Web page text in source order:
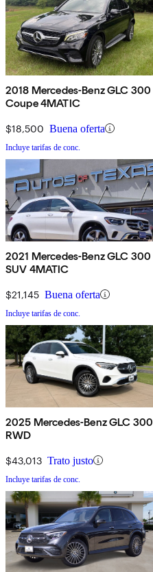
2018 Mercedes-Benz GLC 300
Coupe 4MATIC
$18,500 Buena oferta
Incluye tarifas de conc.
2021 Mercedes-Benz GLC 300
SUV 4MATIC
$21,145 Buena oferta
Incluye tarifas de conc.
2025 Mercedes-Benz GLC 300
RWD
$43,013 Trato justo
Incluye tarifas de conc.